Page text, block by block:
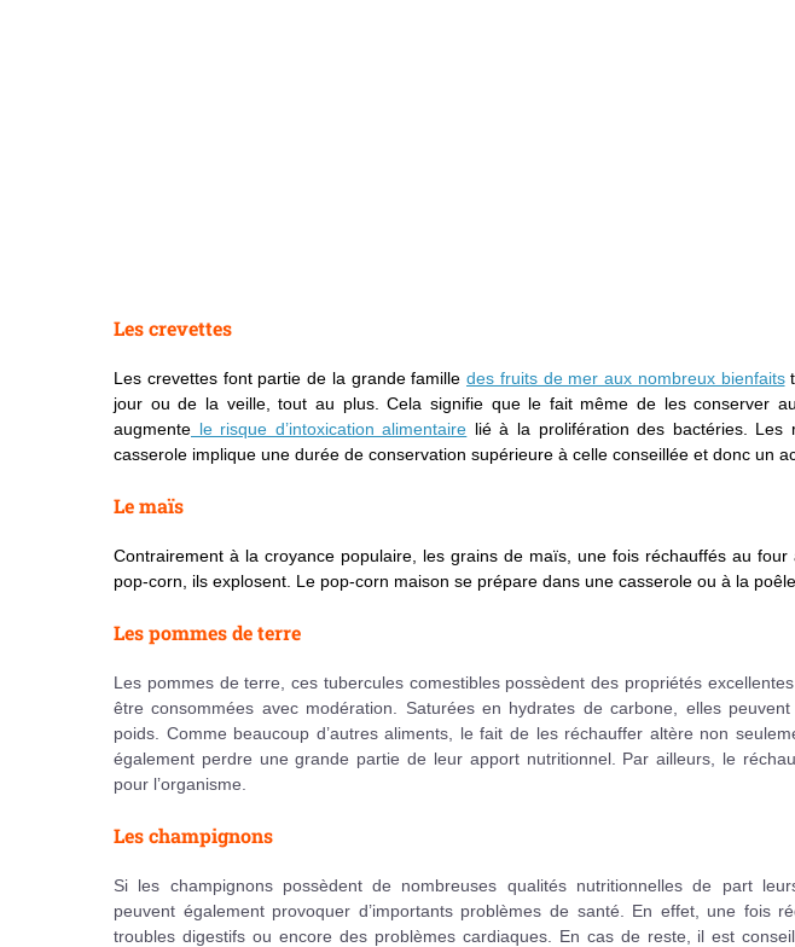
Les crevettes
Les crevettes font partie de la grande famille des fruits de mer aux nombreux bienfaits
jour ou de la veille, tout au plus. Cela signifie que le fait même de les conserver
augmente le risque d’intoxication alimentaire lié à la prolifération des bactéries.
casserole implique une durée de conservation supérieure à celle conseillée et donc un
Le maïs
Contrairement à la croyance populaire, les grains de maïs, une fois réchauffés au
pop-corn, ils explosent. Le pop-corn maison se prépare dans une casserole ou à la
Les pommes de terre
Les pommes de terre, ces tubercules comestibles possèdent des propriétés
être consommées avec modération. Saturées en hydrates de carbone, elles
poids. Comme beaucoup d’autres aliments, le fait de les réchauffer altère non
également perdre une grande partie de leur apport nutritionnel. Par ailleurs, le
pour l’organisme.
Les champignons
Si les champignons possèdent de nombreuses qualités nutritionnelles de part
peuvent également provoquer d’importants problèmes de santé. En effet, une fois
troubles digestifs ou encore des problèmes cardiaques. En cas de reste, il est